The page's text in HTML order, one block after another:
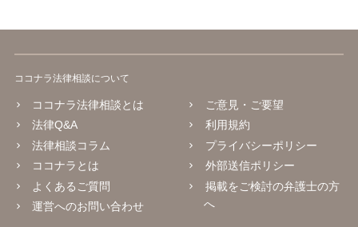
ココナラ法律相談について
ココナラ法律相談とは
法律Q&A
法律相談コラム
ココナラとは
よくあるご質問
運営へのお問い合わせ
ご意見・ご要望
利用規約
プライバシーポリシー
外部送信ポリシー
掲載をご検討の弁護士の方
へ